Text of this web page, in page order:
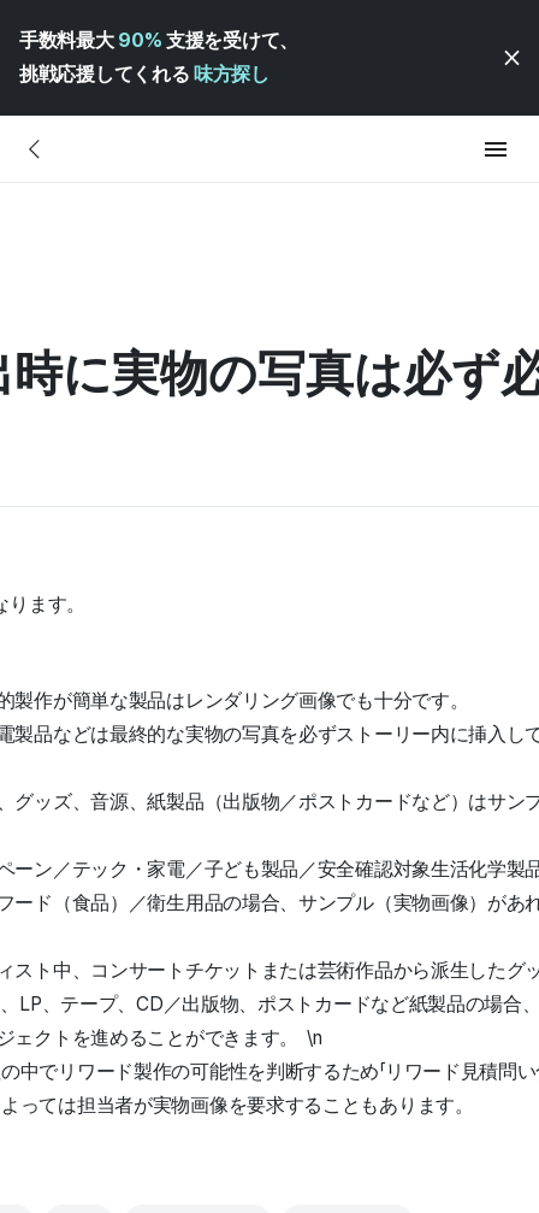
手数料最大 90% 支援を受けて、
挑戦応援してくれる 味方探し
に実物の写真は必ず
ます。
製作が簡単な製品はレンダリング画像でも十分です。
製品などは最終的な実物の写真を必ずストーリー内に挿入し
グッズ、音源、紙製品（出版物／ポストカードなど）はサン
ーン／テック・家電／子ども製品／安全確認対象生活化学製
ード（食品）／衛生用品の場合、サンプル（実物画像）があ
スト中、コンサートチケットまたは芸術作品から派生したグ
LP、テープ、CD／出版物、ポストカードなど紙製品の場合
ェクトを進めることができます。 \n
中でリワード製作の可能性を判断するため「リワード見積問い
っては担当者が実物画像を要求することもあります。